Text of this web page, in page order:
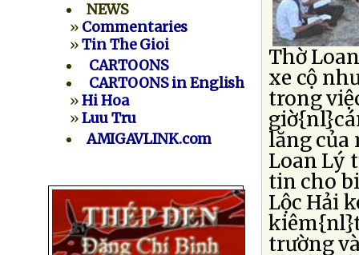
NEWS
» Commentaries
»Tin The Gioi
CARTOONS
CARTOONS in English
»Hi Hoa
»Luu Tru
AMIGAVLINK.com
Thờ
xe cộ
trong
lăng của
Loan Lý
tin cho
Lộc Hải
trường